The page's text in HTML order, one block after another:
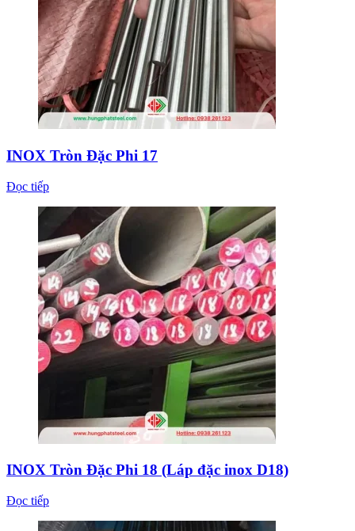
INOX Tròn Đặc Phi 17
Đọc tiếp
INOX Tròn Đặc Phi 18 (Láp đặc inox D18)
Đọc tiếp